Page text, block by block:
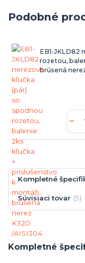
Podobné
EB1-JKLD82
rozetou,
brúsená
Kompletné
Súvisiaci tovar 5
Kompletné